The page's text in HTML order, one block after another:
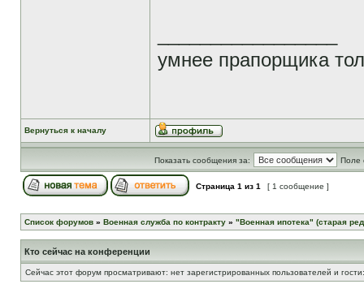
умнее прапорщика
Вернуться к началу
Показать сообщения за: Поле
Страница 1 из 1 [ 1 сообщение ]
Список форумов » Военная служба по контракту » "Военная ипотека" (старая
Кто сейчас на конференции
Сейчас этот форум просматривают: нет зарегистрированных пользователей и